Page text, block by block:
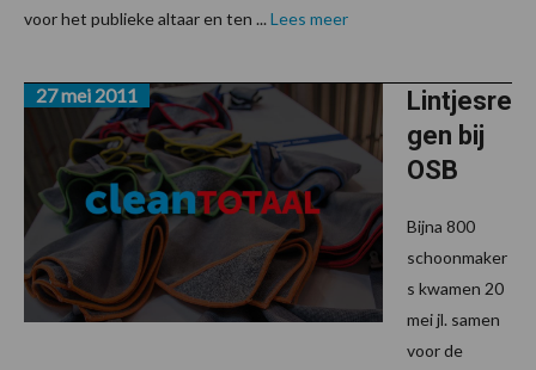
voor het publieke altaar en ten ...Lees meer
Lintjesre
gen bij
OSB
27 mei 2011
Bijna 800
schoonmaker
s kwamen 20
mei jl. samen
voor de